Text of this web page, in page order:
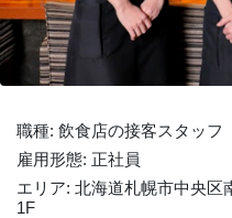
職種: 飲食店の接客スタッフ
雇用形態: 正社員
エリア: 北海道札幌市中央区
1F